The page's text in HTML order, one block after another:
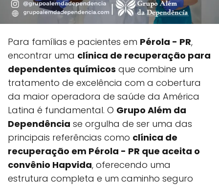
Para famílias e pacientes em Pérola - PR,
encontrar uma clínica de recuperação para
dependentes químicos que combine um
tratamento de excelência com a cobertura
da maior operadora de saúde da América
Latina é fundamental. O Grupo Além da
Dependência se orgulha de ser uma das
principais referências como clínica de
recuperação em Pérola - PR que aceita o
convênio Hapvida, oferecendo uma
estrutura completa e um caminho seguro